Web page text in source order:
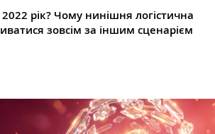
рік? Чому нинішня логістична
зовсім за іншим сценарієм